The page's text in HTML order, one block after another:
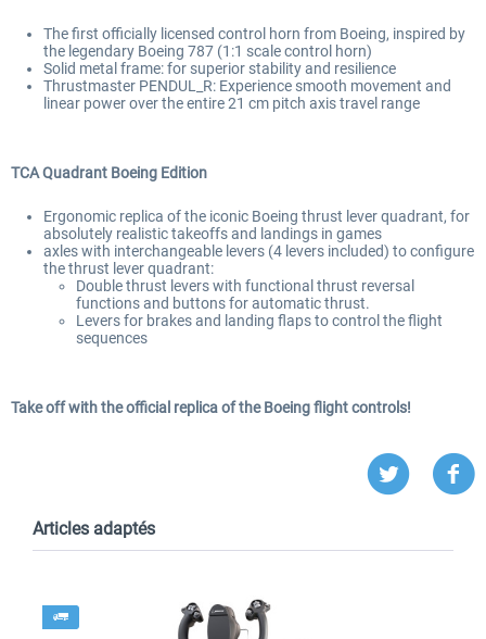
The first officially licensed control horn from Boeing, inspired by
the legendary Boeing 787 (1:1 scale control horn)
Solid metal frame: for superior stability and resilience
Thrustmaster PENDUL_R: Experience smooth movement and
linear power over the entire 21 cm pitch axis travel range
TCA Quadrant Boeing Edition
Ergonomic replica of the iconic Boeing thrust lever quadrant, for
absolutely realistic takeoffs and landings in games
axles with interchangeable levers (4 levers included) to configure
the thrust lever quadrant:
Double thrust levers with functional thrust reversal
functions and buttons for automatic thrust.
Levers for brakes and landing flaps to control the flight
sequences
Take off with the official replica of the Boeing flight controls!
Articles adaptés